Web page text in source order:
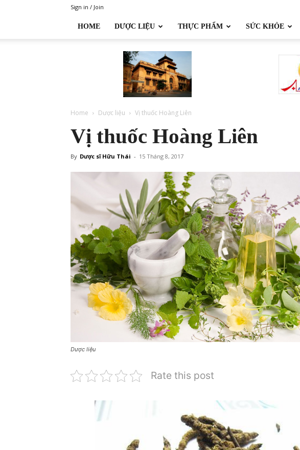
Sign in / Join
HOME DƯỢC LIỆU THỰC PHẨM SỨC KHỎE
Home Dược liệu Vị thuốc Hoàng Liên
Vị thuốc Hoàng Liên
By Dược sĩ Hữu Thái - 15 Tháng 8, 2017
Dược liệu
Rate this post